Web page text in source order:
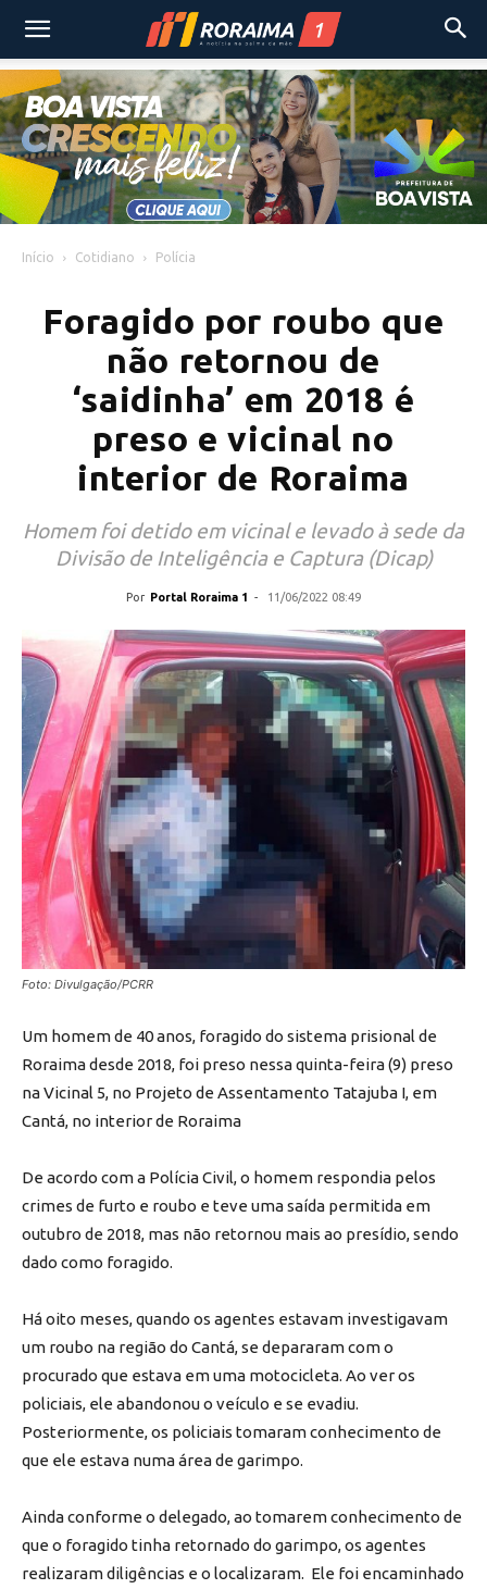
Início Cotidiano Polícia
Foragido por roubo que
não retornou de
‘saidinha’ em 2018 é
preso e vicinal no
interior de Roraima
Homem foi detido em vicinal e levado à sede da
Divisão de Inteligência e Captura (Dicap)
Por Portal Roraima 1 - 11/06/2022 08:49
Foto: Divulgação/PCRR
Um homem de 40 anos, foragido do sistema prisional de
Roraima desde 2018, foi preso nessa quinta-feira (9) preso
na Vicinal 5, no Projeto de Assentamento Tatajuba I, em
Cantá, no interior de Roraima
De acordo com a Polícia Civil, o homem respondia pelos
crimes de furto e roubo e teve uma saída permitida em
outubro de 2018, mas não retornou mais ao presídio, sendo
dado como foragido.
Há oito meses, quando os agentes estavam investigavam
um roubo na região do Cantá, se depararam com o
procurado que estava em uma motocicleta. Ao ver os
policiais, ele abandonou o veículo e se evadiu.
Posteriormente, os policiais tomaram conhecimento de
que ele estava numa área de garimpo.
Ainda conforme o delegado, ao tomarem conhecimento de
que o foragido tinha retornado do garimpo, os agentes
realizaram diligências e o localizaram. Ele foi encaminhado